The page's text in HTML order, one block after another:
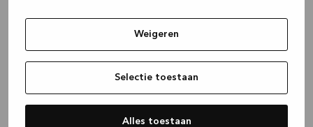
Weigeren
Selectie toestaan
Alles toestaan
(see the browser console for more
information).